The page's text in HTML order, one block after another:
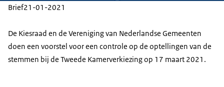
Brief21-01-2021
De Kiesraad en de Vereniging van Nederlandse Gemeenten
doen een voorstel voor een controle op de optellingen van de
stemmen bij de Tweede Kamerverkiezing op 17 maart 2021.